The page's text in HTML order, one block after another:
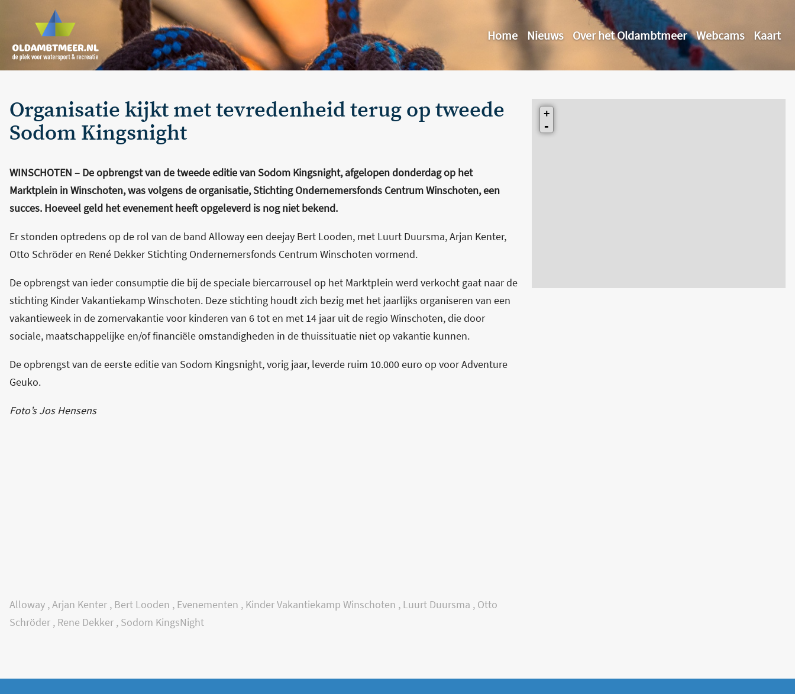
Home Nieuws Over het Oldambtmeer Webcams Kaart
Organisatie kijkt met tevredenheid terug op tweede
Sodom Kingsnight
WINSCHOTEN – De opbrengst van de tweede editie van Sodom Kingsnight, afgelopen donderdag op het
Marktplein in Winschoten, was volgens de organisatie, Stichting Ondernemersfonds Centrum Winschoten, een
succes. Hoeveel geld het evenement heeft opgeleverd is nog niet bekend.
Er stonden optredens op de rol van de band Alloway een deejay Bert Looden, met Luurt Duursma, Arjan Kenter,
Otto Schröder en René Dekker Stichting Ondernemersfonds Centrum Winschoten vormend.
De opbrengst van ieder consumptie die bij de speciale biercarrousel op het Marktplein werd verkocht gaat naar de
stichting Kinder Vakantiekamp Winschoten. Deze stichting houdt zich bezig met het jaarlijks organiseren van een
vakantieweek in de zomervakantie voor kinderen van 6 tot en met 14 jaar uit de regio Winschoten, die door
sociale, maatschappelijke en/of financiële omstandigheden in de thuissituatie niet op vakantie kunnen.
De opbrengst van de eerste editie van Sodom Kingsnight, vorig jaar, leverde ruim 10.000 euro op voor Adventure
Geuko.
Foto’s Jos Hensens
Alloway ,Arjan Kenter , Bert Looden , Evenementen , Kinder Vakantiekamp Winschoten , Luurt Duursma , Otto
Schröder , Rene Dekker , Sodom KingsNight
+
-